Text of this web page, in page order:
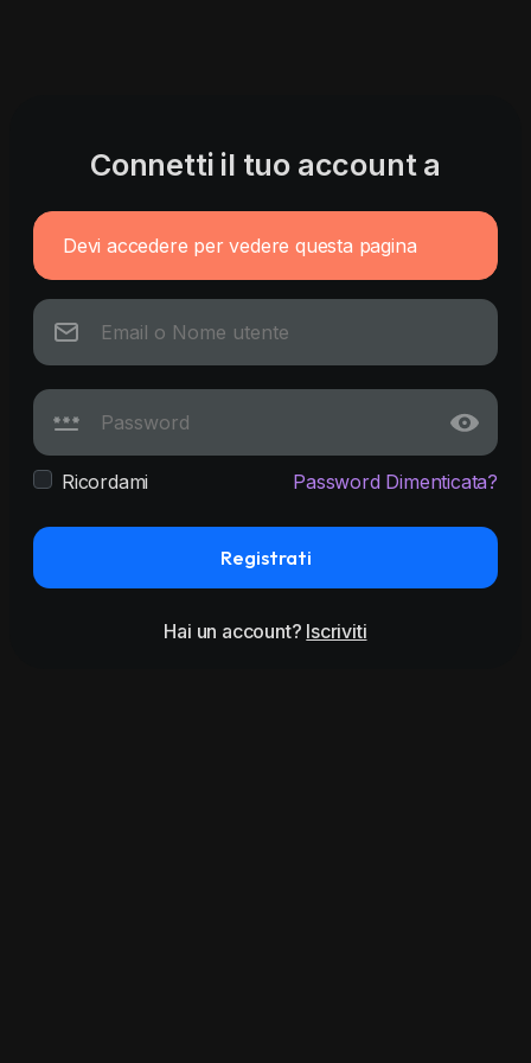
Connetti il tuo account a
Devi accedere per vedere questa pagina
Ricordami Password Dimenticata?
Registrati
Hai un account? Iscriviti